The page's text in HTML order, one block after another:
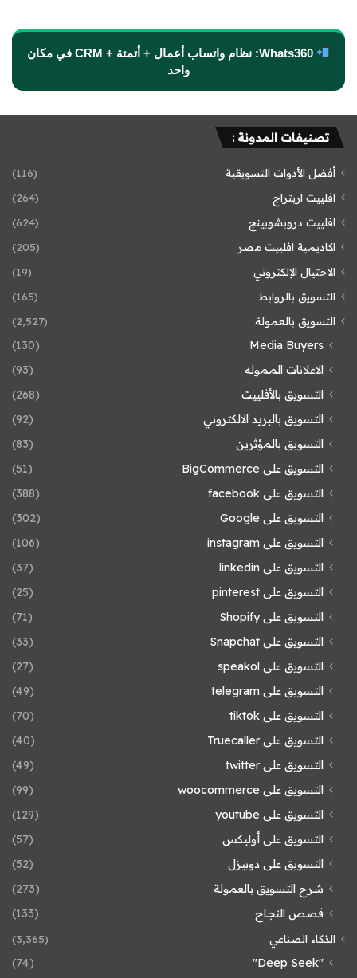
Whats360: نظام واتساب أعمال + أتمتة + CRM في مكان
واحد
تصنيفات المدونة :
أفضل الأدوات التسويقية
(116)
افلييت اربتراج
(264)
افلييت دروبشوبينج
(624)
اكاديمية افلييت مصر
(205)
الاحتيال الإلكتروني
(19)
التسويق بالروابط
(165)
التسويق بالعمولة
(2٬527)
Media Buyers
(130)
الاعلانات المموله
(93)
التسويق بالأفلييت
(268)
التسويق بالبريد الالكتروني
(92)
التسويق بالمؤثرين
(83)
التسويق على BigCommerce
(51)
التسويق على facebook
(388)
التسويق على Google
(302)
التسويق على instagram
(106)
التسويق على linkedin
(37)
التسويق على pinterest
(25)
التسويق على Shopify
(71)
التسويق على Snapchat
(33)
التسويق على speakol
(27)
التسويق على telegram
(49)
التسويق على tiktok
(70)
التسويق على Truecaller
(40)
التسويق على twitter
(49)
التسويق على woocommerce
(99)
التسويق على youtube
(129)
التسويق على أوليكس
(57)
التسويق على دوبيزل
(52)
شرح التسويق بالعمولة
(273)
قصص النجاح
(133)
الذكاء الصناعي (3٬365)
"Deep Seek"
(74)